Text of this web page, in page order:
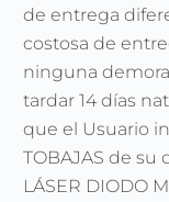
de entrega
costosa de
ninguna
tardar 14 días
que el Usuario
TOBAJAS de
LÁSER DIODO